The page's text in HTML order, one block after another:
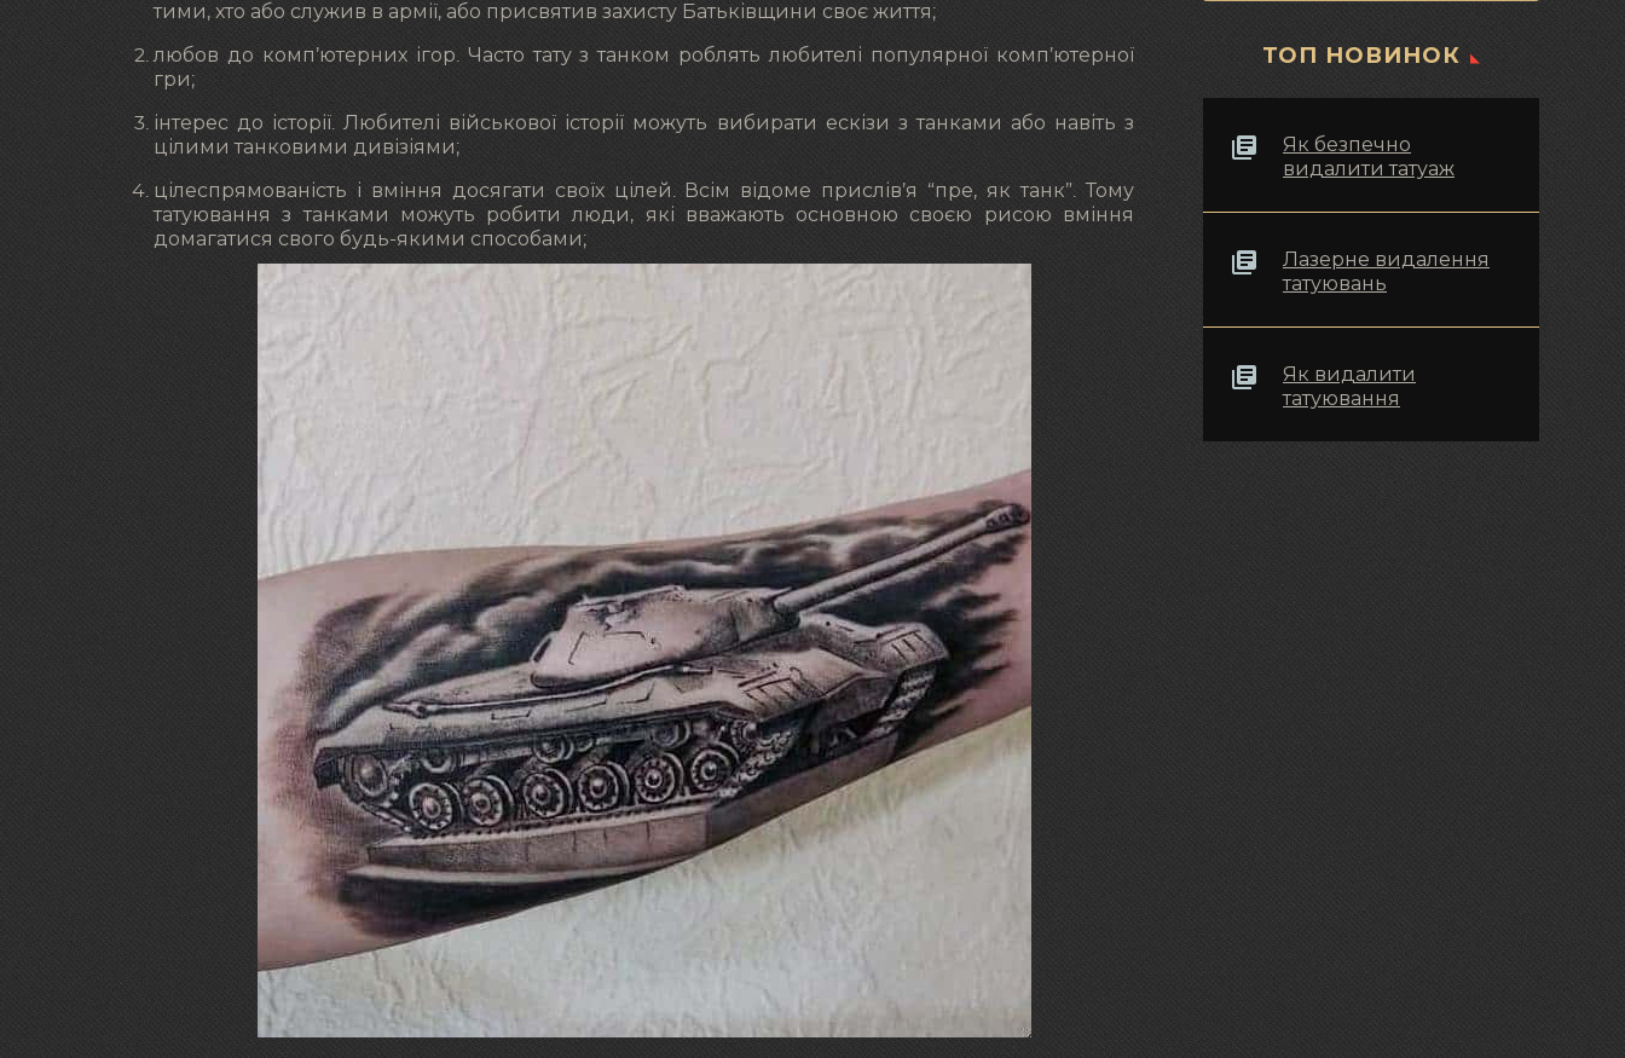
тими, хто або служив в армії, або присвятив захисту Батьківщини своє життя;
любов до комп’ютерних ігор. Часто тату з танком роблять любителі популярної комп’ютерної
гри;
інтерес до історії. Любителі військової історії можуть вибирати ескізи з танками або навіть з
цілими танковими дивізіями;
цілеспрямованість і вміння досягати своїх цілей. Всім відоме прислів’я “пре, як танк”. Тому
татуювання з танками можуть робити люди, які вважають основною своєю рисою вміння
домагатися свого будь-якими способами;
ТОП НОВИНОК
Як безпечно
видалити татуаж
Лазерне видалення
татуювань
Як видалити
татуювання